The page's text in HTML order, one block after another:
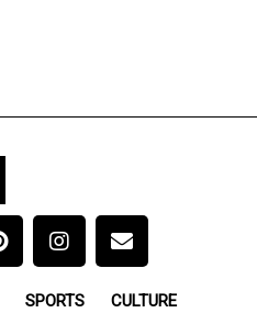
SPORTS CULTURE